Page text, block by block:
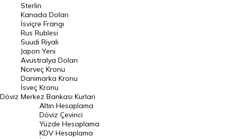
Frank Kuru
Riyal Kuru
Avustralya Doları
Danimarka Kronu Kuru
Kanada Doları Kuru
Norveç Kronu Kuru
İsveç Kronu Kuru
Japon Yeni Kuru
Döviz
Sterlin
Kanada Doları
İsviçre Frangı
Rus Rublesi
Suudi Riyali
Japon Yeni
Avustralya Doları
Norveç Kronu
Danimarka Kronu
İsveç Kronu
Merkez Bankası Kurlari
Altın Hesaplama
Döviz Çevirici
Yüzde Hesaplama
KDV Hesaplama